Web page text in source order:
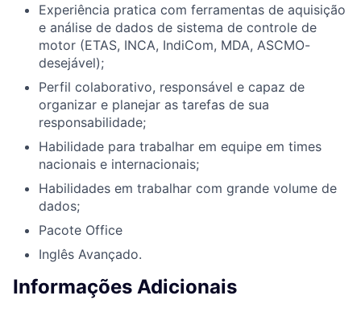
Experiência pratica com ferramentas de aquisição
e análise de dados de sistema de controle de
motor (ETAS, INCA, IndiCom, MDA, ASCMO-
desejável);
Perfil colaborativo, responsável e capaz de
organizar e planejar as tarefas de sua
responsabilidade;
Habilidade para trabalhar em equipe em times
nacionais e internacionais;
Habilidades em trabalhar com grande volume de
dados;
Pacote Office
Inglês Avançado.
Informações Adicionais